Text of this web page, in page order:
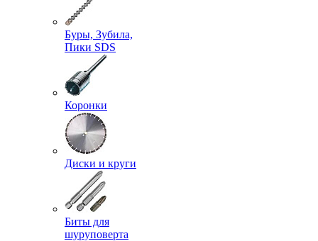
Буры, Зубила,
Пики SDS
Коронки
Диски и круги
Биты для
шуруповерта